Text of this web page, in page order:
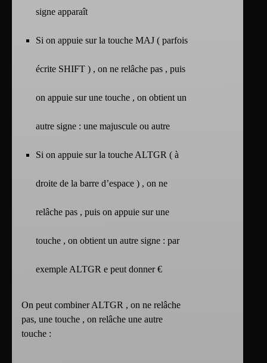
signe apparaît
Si on appuie sur la touche MAJ ( parfois
écrite SHIFT ) , on ne relâche pas , puis
on appuie sur une touche , on obtient un
autre signe : une majuscule ou autre
Si on appuie sur la touche ALTGR ( à
droite de la barre d’espace ) , on ne
relâche pas , puis on appuie sur une
touche , on obtient un autre signe : par
exemple ALTGR e peut donner €
On peut combiner ALTGR , on ne relâche
pas, une touche , on relâche une autre
touche :